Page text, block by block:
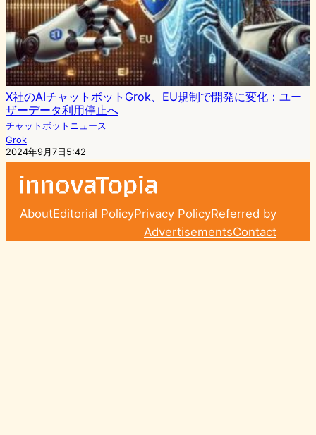
X社のAIチャットボットGrok、EU規制で開発に変化：ユー
ザーデータ利用停止へ
チャットボットニュース
Grok
2024年9月7日5:42
AboutEditorial PolicyPrivacy PolicyReferred by
AdvertisementsContact